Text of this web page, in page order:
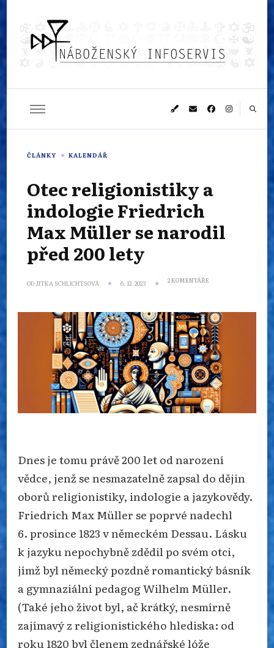
Náboženský
infoservis
ČLÁNKY KALENDÁŘ
Otec religionistiky a
indologie Friedrich
Max Müller se narodil
před 200 lety
ODJITKA SCHLICHTSOVÁ 6. 12. 2023 2 KOMENTÁŘE
OTEC
RELIGIONISTIKY
A
INDOLOGIE
FRIEDRICH
MAX
MÜLLER
SE
NARODIL
PŘED
200
LETY
Dnes je tomu právě 200 let od narození
vědce, jenž se nesmazatelně zapsal do dějin
oborů religionistiky, indologie a jazykovědy.
Friedrich Max Müller se poprvé nadechl
6. prosince 1823 v německém Dessau. Lásku
k jazyku nepochybně zdědil po svém otci,
jímž byl německý pozdně romantický básník
a gymnaziální pedagog Wilhelm Müller.
(Také jeho život byl, ač krátký, nesmírně
zajímavý z religionistického hlediska: od
roku 1820 byl členem zednářské lóže